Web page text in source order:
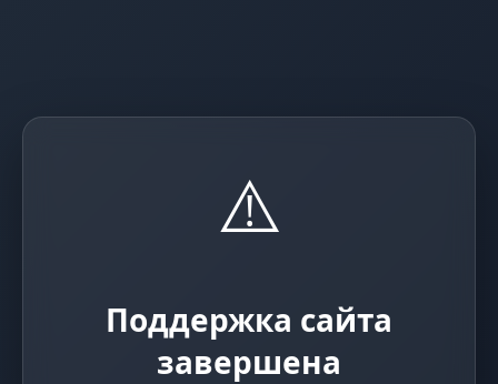
⚠️
Поддержка сайта
завершена